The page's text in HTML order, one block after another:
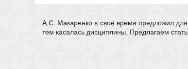
А.С. Макаренко в своё время предложил
тем касалась дисциплины. Предлагаем